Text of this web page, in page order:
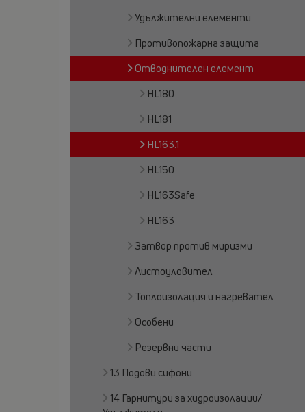
Удължителни елементи
Противопожарна защита
Отводнителен елемент
HL180
HL181
HL163.1
HL150
HL163Safe
HL163
Затвор против миризми
Листоуловител
Топлоизолация и нагревател
Особени
Резервни части
13 Подови сифони
14 Гарнитури за хидроизолации/